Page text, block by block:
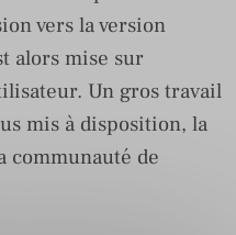
vers la version
alors mise sur
Un gros travail
mis à disposition, la
communauté de